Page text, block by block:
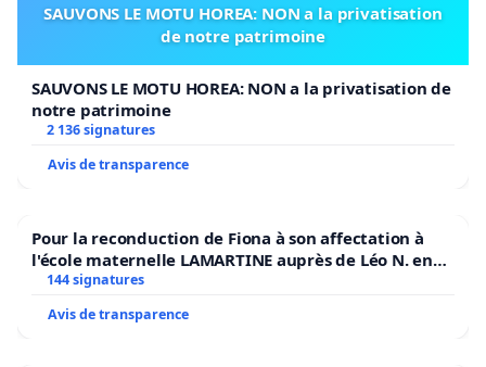
SAUVONS LE MOTU HOREA: NON a la privatisation
de notre patrimoine
SAUVONS LE MOTU HOREA: NON a la privatisation de
notre patrimoine
2 136 signatures
Avis de transparence
Pour la reconduction de Fiona à son affectation à
l'école maternelle LAMARTINE auprès de Léo N. en
2026/2027
144 signatures
Avis de transparence